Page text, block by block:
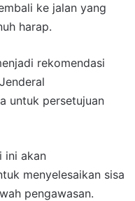
ke jalan yang
harap.
rekomendasi
untuk persetujuan
ini akan
menyelesaikan sisa
pengawasan.